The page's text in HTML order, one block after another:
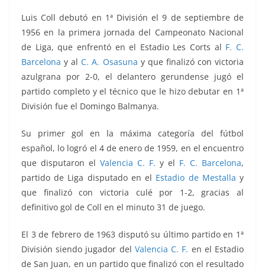
Luis Coll debutó en 1ª División el 9 de septiembre de
1956 en la primera jornada del Campeonato Nacional
de Liga, que enfrentó en el Estadio Les Corts al F. C.
Barcelona y al C. A. Osasuna y que finalizó con victoria
azulgrana por 2-0, el delantero gerundense jugó el
partido completo y el técnico que le hizo debutar en 1ª
División fue el Domingo Balmanya.
Su primer gol en la máxima categoría del fútbol
español, lo logró el 4 de enero de 1959, en el encuentro
que disputaron el Valencia C. F. y el F. C. Barcelona,
partido de Liga disputado en el Estadio de Mestalla y
que finalizó con victoria culé por 1-2, gracias al
definitivo gol de Coll en el minuto 31 de juego.
El 3 de febrero de 1963 disputó su último partido en 1ª
División siendo jugador del Valencia C. F. en el Estadio
de San Juan, en un partido que finalizó con el resultado